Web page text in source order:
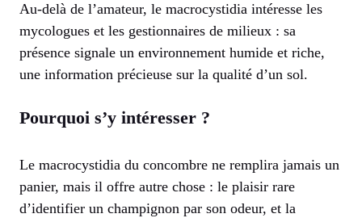
Au-delà de l’amateur, le macrocystidia intéresse les
mycologues et les gestionnaires de milieux : sa
présence signale un environnement humide et riche,
une information précieuse sur la qualité d’un sol.
Pourquoi s’y intéresser ?
Le macrocystidia du concombre ne remplira jamais un
panier, mais il offre autre chose : le plaisir rare
d’identifier un champignon par son odeur, et la